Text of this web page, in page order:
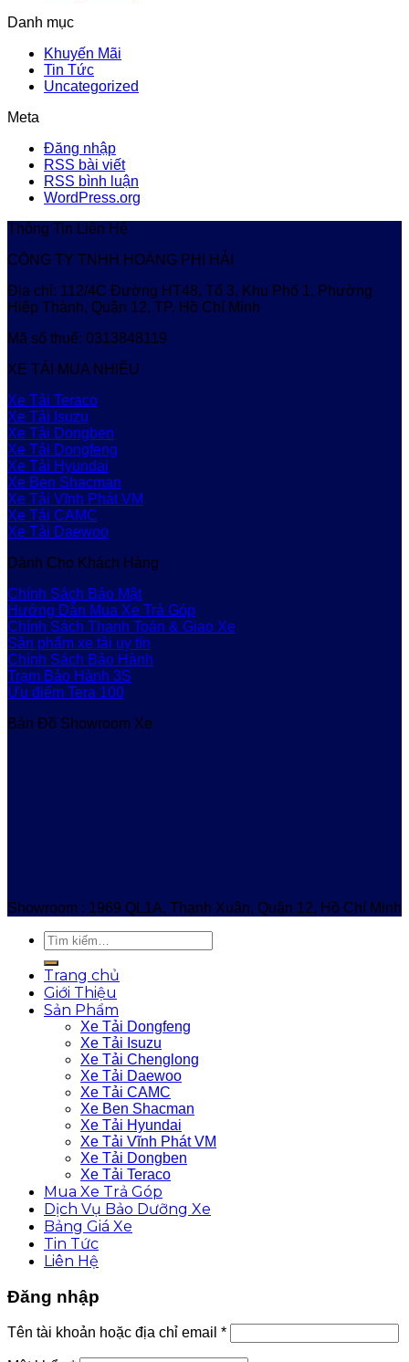
Danh mục
Khuyến Mãi
Tin Tức
Uncategorized
Meta
Đăng nhập
RSS bài viết
RSS bình luận
WordPress.org
Thông Tin Liên Hệ
CÔNG TY TNHH HOÀNG PHI HẢI
Địa chỉ: 112/4C Đường HT48, Tổ 3, Khu Phố 1, Phường
Hiệp Thành, Quận 12, TP. Hồ Chí Minh
Mã số thuế: 0313848119
XE TẢI MUA NHIỀU
Xe Tải Teraco
Xe Tải Isuzu
Xe Tải Dongben
Xe Tải Dongfeng
Xe Tải Hyundai
Xe Ben Shacman
Xe Tải Vĩnh Phát VM
Xe Tải CAMC
Xe Tải Daewoo
Dành Cho Khách Hàng
Chính Sách Bảo Mật
Hướng Dẫn Mua Xe Trả Góp
Chính Sách Thanh Toán & Giao Xe
Sản phẩm xe tải uy tín
Chính Sách Bảo Hành
Trạm Bảo Hành 3S
Ưu điểm Tera 100
Bản Đồ Showroom Xe
Showroom : 1969 QL1A, Thạnh Xuân, Quận 12, Hồ Chí Minh
Trang chủ
Giới Thiệu
Sản Phẩm
Xe Tải Dongfeng
Xe Tải Isuzu
Xe Tải Chenglong
Xe Tải Daewoo
Xe Tải CAMC
Xe Ben Shacman
Xe Tải Hyundai
Xe Tải Vĩnh Phát VM
Xe Tải Dongben
Xe Tải Teraco
Mua Xe Trả Góp
Dịch Vụ Bảo Dưỡng Xe
Bảng Giá Xe
Tin Tức
Liên Hệ
Đăng nhập
Tên tài khoản hoặc địa chỉ email *